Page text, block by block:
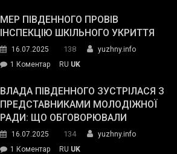
органів:
«Наш
спільний
окупанти.
Маємо
діяти
команда
ДСНС
власноруч
пожежу
у
МЕР ПІВДЕННОГО ПРОВІВ
ІНСПЕКЦІЮ ШКІЛЬНОГО УКРИТТЯ
16.07.2025 138
yuzhny.info
1 Коментардо
Південного
провів
інспекцію
укриття
RU UK
ВЛАДА ПІВДЕННОГО ЗУСТРІЛАСЯ З
ПРЕДСТАВНИКАМИ МОЛОДІЖНОЇ
РАДИ: ЩО ОБГОВОРЮВАЛИ
16.07.2025 134
yuzhny.info
1 Коментардо RU UK